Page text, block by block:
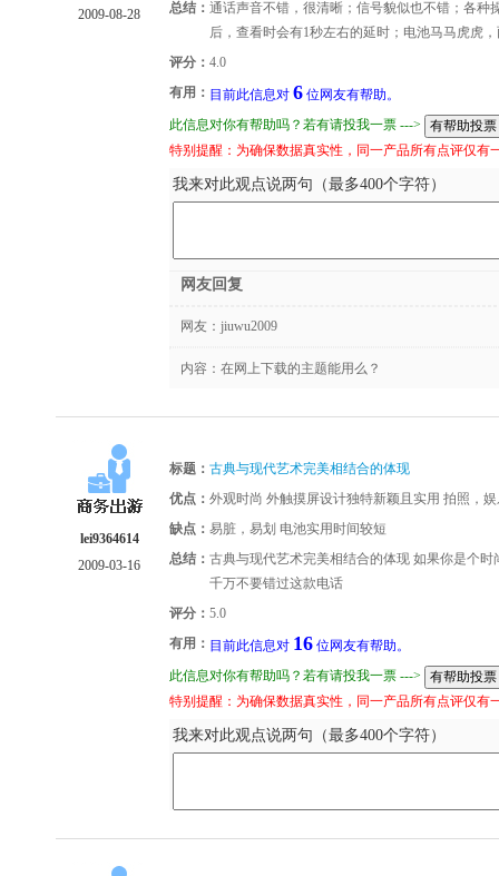
2009-08-28
总结： 通话声音不错，很清晰；信号貌似也不错；各
后，查看时会有1秒左右的延时；电池马马虎虎
评分： 4.0
有用： 目前此信息对 6 位网友有帮助。
此信息对你有帮助吗？若有请投我一票 --->
特别提醒：为确保数据真实性，同一产品所有点评仅有
我来对此观点说两句（最多400个字符）
网友回复
网友： jiuwu2009
内容：在网上下载的主题能用么？
lei9364614
2009-03-16
标题： 古典与现代艺术完美相结合的体现
优点： 外观时尚 外触摸屏设计独特新颖且实用 拍照，
缺点： 易脏，易划 电池实用时间较短
总结： 古典与现代艺术完美相结合的体现 如果你是个
千万不要错过这款电话
评分： 5.0
有用： 目前此信息对 16 位网友有帮助。
此信息对你有帮助吗？若有请投我一票 --->
特别提醒：为确保数据真实性，同一产品所有点评仅有
我来对此观点说两句（最多400个字符）